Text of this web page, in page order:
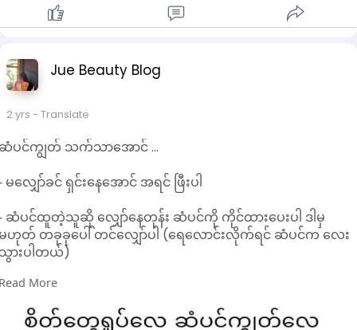
Jue Beauty Blog
2 yrs - Translate
ပင်ကျွတ် သက်သာအောင် …
မလျှော်ခင် ရှင်းနေအောင် အရင် ဖြီးပါ
ဆံပင်ထူတဲ့သူဆို လျှော်နေတုန်း ဆံပင်ကို ကိုင်ထားပေးပါ ဒါမှ
ဟုတ် တခုခုပေါ် တင်လျှော်ပါ (ရေလောင်းလိုက်ရင် ဆံပင်က လေး
ားပါတယ်)
မလျှော်ခင် ဆီတမျိုးမျိုးနဲ့ ဦးရေပြားကို ၁၅ မိနစ်ခန့် လိမ်းပြီး
ေါင်းထားတာမျိုး အကျင့်လုပ်ပါ
More